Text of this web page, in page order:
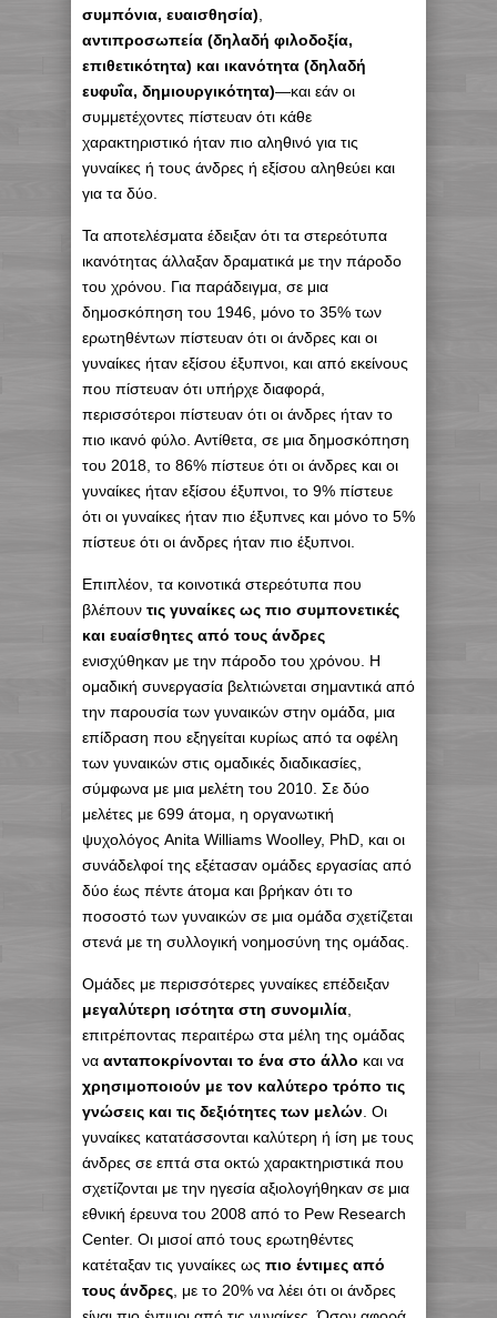
συμπόνια, ευαισθησία)
αντιπροσωπεία (δηλαδή φιλοδοξία,
επιθετικότητα) και ικανότητα (δηλαδή
ευφυΐα, δημιουργικότητα)—και εάν οι
συμμετέχοντες πίστευαν ότι κάθε
χαρακτηριστικό ήταν πιο αληθινό για τις
γυναίκες ή τους άνδρες ή εξίσου αληθεύει και
για τα δύο.
Τα αποτελέσματα έδειξαν ότι τα στερεότυπα
ικανότητας άλλαξαν δραματικά με την πάροδο
του χρόνου. Για παράδειγμα, σε μια
δημοσκόπηση του 1946, μόνο το 35% των
ερωτηθέντων πίστευαν ότι οι άνδρες και οι
γυναίκες ήταν εξίσου έξυπνοι, και από εκείνους
που πίστευαν ότι υπήρχε διαφορά,
περισσότεροι πίστευαν ότι οι άνδρες ήταν το
πιο ικανό φύλο. Αντίθετα, σε μια δημοσκόπηση
του 2018, το 86% πίστευε ότι οι άνδρες και οι
γυναίκες ήταν εξίσου έξυπνοι, το 9% πίστευε
ότι οι γυναίκες ήταν πιο έξυπνες και μόνο το 5%
πίστευε ότι οι άνδρες ήταν πιο έξυπνοι.
Επιπλέον, τα κοινοτικά στερεότυπα που
βλέπουν τις γυναίκες ως πιο συμπονετικές
και ευαίσθητες από τους άνδρες
ενισχύθηκαν με την πάροδο του χρόνου. Η
ομαδική συνεργασία βελτιώνεται σημαντικά από
την παρουσία των γυναικών στην ομάδα, μια
επίδραση που εξηγείται κυρίως από τα οφέλη
των γυναικών στις ομαδικές διαδικασίες,
σύμφωνα με μια μελέτη του 2010. Σε δύο
μελέτες με 699 άτομα, η οργανωτική
ψυχολόγος Anita Williams Woolley, PhD, και οι
συνάδελφοί της εξέτασαν ομάδες εργασίας από
δύο έως πέντε άτομα και βρήκαν ότι το
ποσοστό των γυναικών σε μια ομάδα σχετίζεται
στενά με τη συλλογική νοημοσύνη της ομάδας.
Ομάδες με περισσότερες γυναίκες επέδειξαν
μεγαλύτερη ισότητα στη συνομιλία
επιτρέποντας περαιτέρω στα μέλη της ομάδας
να ανταποκρίνονται το ένα στο άλλο και να
χρησιμοποιούν με τον καλύτερο τρόπο τις
γνώσεις και τις δεξιότητες των μελών . Οι
γυναίκες κατατάσσονται καλύτερη ή ίση με τους
άνδρες σε επτά στα οκτώ χαρακτηριστικά που
σχετίζονται με την ηγεσία αξιολογήθηκαν σε μια
εθνική έρευνα του 2008 από το Pew Research
Center. Οι μισοί από τους ερωτηθέντες
κατέταξαν τις γυναίκες ως πιο έντιμες από
τους άνδρες , με το 20% να λέει ότι οι άνδρες